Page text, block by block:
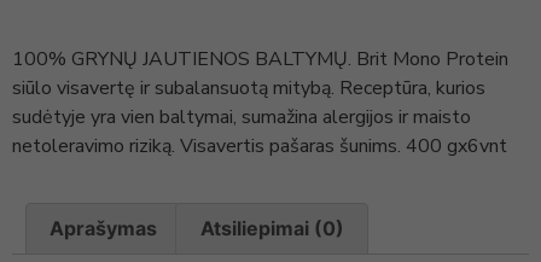
100% GRYNŲ JAUTIENOS BALTYMŲ. Brit Mono Protein
siūlo visavertę ir subalansuotą mitybą. Receptūra, kurios
sudėtyje yra vien baltymai, sumažina alergijos ir maisto
netoleravimo riziką. Visavertis pašaras šunims. 400 gx6vnt
Aprašymas Atsiliepimai (0)